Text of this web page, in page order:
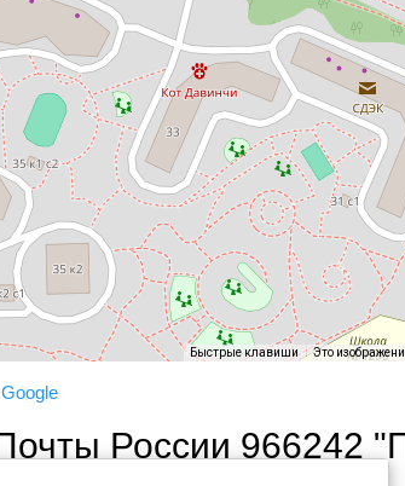
Быстрые клавиши Это
Google
России 966242